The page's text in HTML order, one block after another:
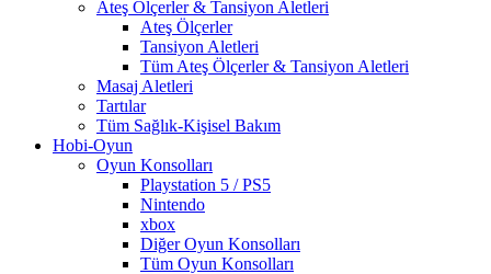
Ateş Ölçerler & Tansiyon Aletleri
Ateş Ölçerler
Tansiyon Aletleri
Tüm Ateş Ölçerler & Tansiyon Aletleri
Masaj Aletleri
Tartılar
Tüm Sağlık-Kişisel Bakım
Hobi-Oyun
Oyun Konsolları
Playstation 5 / PS5
Nintendo
xbox
Diğer Oyun Konsolları
Tüm Oyun Konsolları